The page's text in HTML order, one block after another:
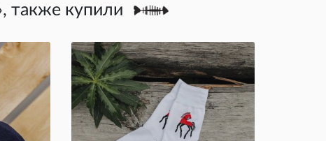
также купили